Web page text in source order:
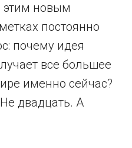
этим новым
постоянно
почему идея
все большее
именно сейчас?
двадцать. А